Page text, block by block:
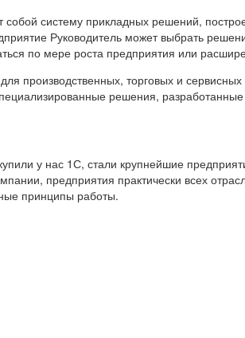
систему прикладных решений,
Руководитель может выбрать
по мере роста предприятия или
производственных, торговых и сервисных
решения,
у нас 1С, стали крупнейшие
предприятия практически всех
принципы работы.